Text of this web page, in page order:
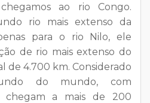
ao rio Congo.
rio mais extenso da
para o rio Nilo, ele
de rio mais extenso do
de 4.700 km. Considerado
do mundo, com
chegam a mais de 200